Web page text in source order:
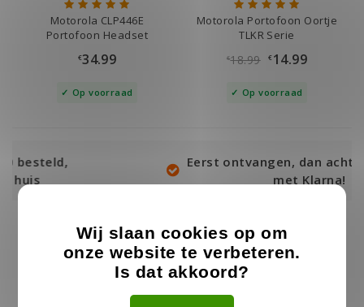
Motorola CLP446E
Portofoon Headset
€34.99
Op voorraad
Motorola Portofoon Oortje
TLKR Serie
€18.99 €14.99
Op voorraad
Eerst ontvangen, dan achteraf betalen
Wij slaan cookies op om
onze website te verbeteren.
Is dat akkoord?